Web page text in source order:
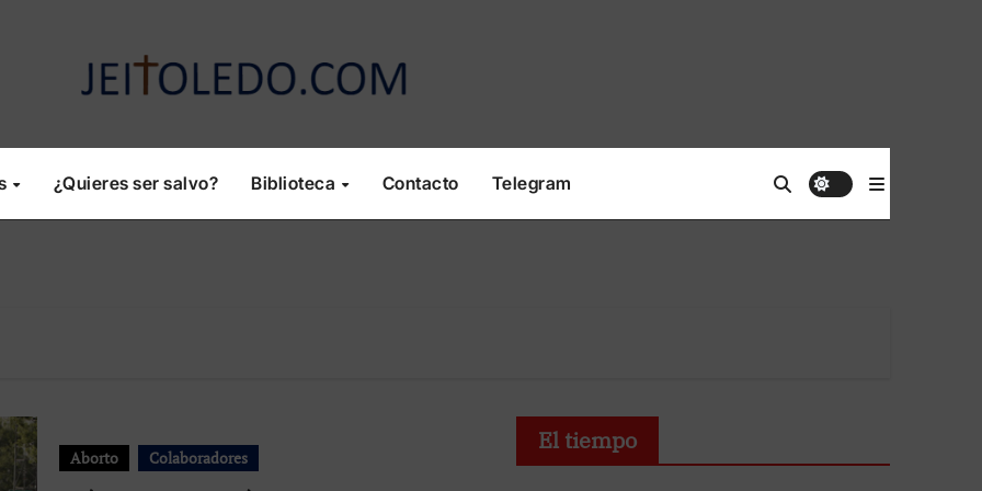
¿Quieres ser salvo? Biblioteca Contacto Telegram
Aborto Colaboradores
El tiempo